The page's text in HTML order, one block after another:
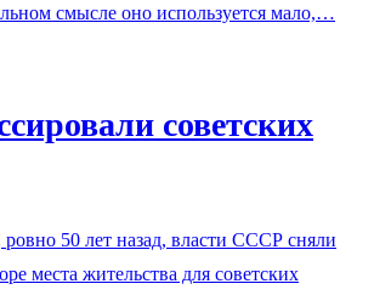
смысле оно используется мало,…
советских
ровно 50 лет назад, власти СССР сняли
места жительства для советских